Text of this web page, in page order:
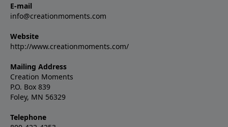
E-mail
info@creationmoments.com
Website
http://www.creationmoments.com/
Mailing Address
Creation Moments
P.O. Box 839
Foley, MN 56329
Telephone